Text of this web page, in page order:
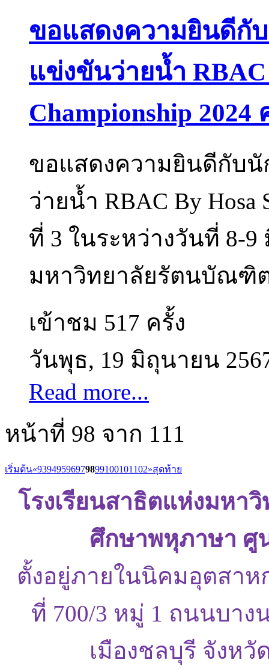
ขอแสดงความยินดีกับ
แข่งขันว่ายน้ำ RBAC
Championship 2024
ขอแสดงความยินดีกับนั
ว่ายน้ำ RBAC By Hosa
ที่ 3 ในระหว่างวันที่ 8-
มหาวิทยาลัยรัตนบัณฑิ
เข้าชม 517 ครั้ง
วันพุธ, 19 มิถุนายน
Read more...
หน้าที่ 98 จาก 111
เริ่มต้น«93949596979899100101 102»สุดท้าย
โรงเรียนสาธิตแห่งมหา
ศึกษาพหุภาษา ศู
ตั้งอยู่ภายในนิคมอุตสาห
ที่ 700/3 หมู่ 1 ถนนบาง
เมืองชลบุรี จังห